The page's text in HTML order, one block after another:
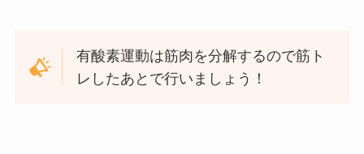
有酸素運動は筋肉を分解するので筋ト
レしたあとで行いましょう！